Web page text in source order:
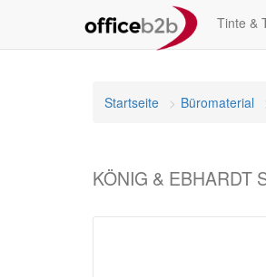
Tinte &
Startseite Büromaterial
KÖNIG & EBHARDT